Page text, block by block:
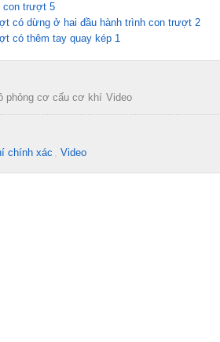
con trượt 5
có dừng ở hai đầu hành trình con trượt 2
có thêm tay quay kép 1
phỏng cơ cấu cơ khí Video
chính xác Video